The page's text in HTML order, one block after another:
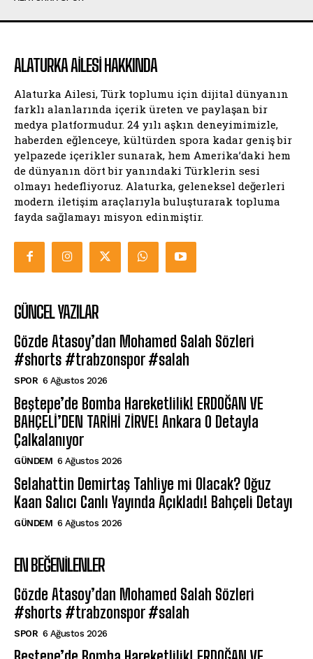
ALATURKA AILESI HAKKINDA
Alaturka Ailesi, Türk toplumu için dijital dünyanın
farklı alanlarında içerik üreten ve paylaşan bir
medya platformudur. 24 yılı aşkın deneyimimizle,
haberden eğlenceye, kültürden spora kadar geniş bir
yelpazede içerikler sunarak, hem Amerika’daki hem
de dünyanın dört bir yanındaki Türklerin sesi
olmayı hedefliyoruz. Alaturka, geleneksel değerleri
modern iletişim araçlarıyla buluşturarak topluma
fayda sağlamayı misyon edinmiştir.
GÜNCEL YAZILAR
Gözde Atasoy’dan Mohamed Salah Sözleri
#shorts #trabzonspor #salah
SPOR 6 Ağustos 2026
Beştepe’de Bomba Hareketlilik! ERDOĞAN VE
BAHÇELİ’DEN TARİHİ ZİRVE! Ankara O Detayla
Çalkalanıyor
GÜNDEM 6 Ağustos 2026
Selahattin Demirtaş Tahliye mi Olacak? Oğuz
Kaan Salıcı Canlı Yayında Açıkladı! Bahçeli Detayı
GÜNDEM 6 Ağustos 2026
EN BEĞENILENLER
Gözde Atasoy’dan Mohamed Salah Sözleri
#shorts #trabzonspor #salah
SPOR 6 Ağustos 2026